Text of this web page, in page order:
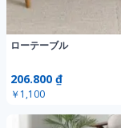
ローテーブル
206.800 ₫
￥1,100